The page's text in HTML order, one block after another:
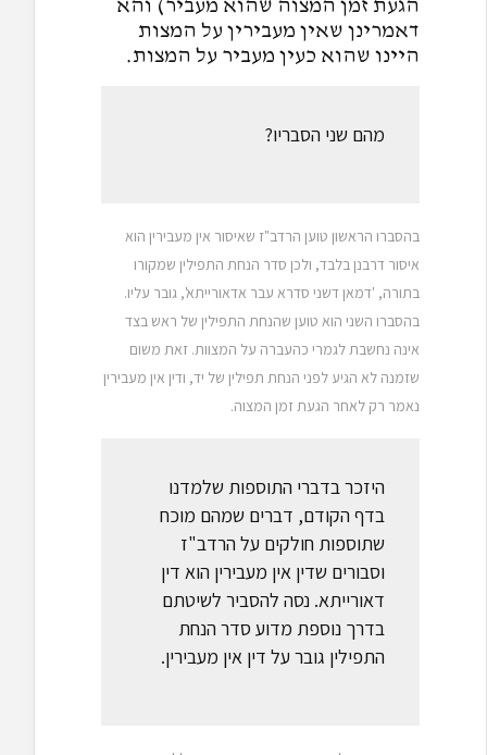
הגעת זמן המצוה שהוא מעביר) והא
דאמרינן שאין מעבירין על המצות
היינו שהוא כעין מעביר על המצות.
מהם שני הסבריו?
בהסברו הראשון טוען הרדב"ז שאיסור אין מעבירין הוא
איסור דרבנן בלבד, ולכן סדר הנחת התפילין שמקורו
בתורה, 'דמאן דשני סדרא עבר אדאורייתא', גובר עליו.
בהסברו השני הוא טוען שהנחת התפילין של ראש בצד
אינה נחשבת לגמרי כהעברה על המצוות. זאת משום
שזמנה לא הגיע לפני הנחת תפילין של יד, ודין אין מעבירין
נאמר רק לאחר הגעת זמן המצוה.
היזכר בדברי התוספות שלמדנו
בדף הקודם, דברים שמהם מוכח
שתוספות חולקים על הרדב"ז
וסבורים שדין אין מעבירין הוא דין
דאורייתא. נסה להסביר לשיטתם
בדרך נוספת מדוע סדר הנחת
התפילין גובר על דין אין מעבירין.